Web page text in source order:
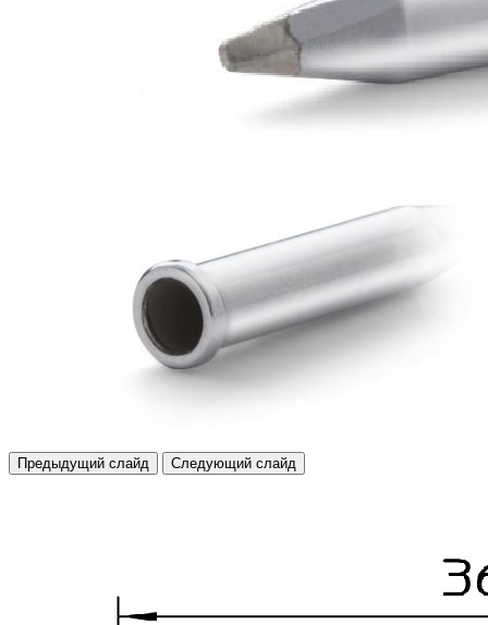
Предыдущий слайд Следующий слайд